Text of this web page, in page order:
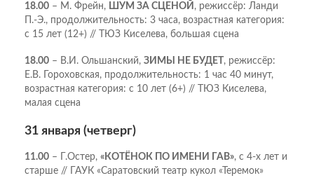
18.00 – М. Фрейн, ШУМ ЗА СЦЕНОЙ , режиссёр: Ланди
П.-Э., продолжительность: 3 часа, возрастная категория:
с 15 лет (12+) // ТЮЗ Киселева, большая сцена
18.00 – В.И. Ольшанский, ЗИМЫ НЕ БУДЕТ , режиссёр:
Е.В. Гороховская, продолжительность: 1 час 40 минут,
возрастная категория: с 10 лет (6+) // ТЮЗ Киселева,
малая сцена
31 января (четверг)
11.00 – Г.Остер, «КОТЁНОК ПО ИМЕНИ ГАВ», с 4-х лет и
старше // ГАУК «Саратовский театр кукол «Теремок»